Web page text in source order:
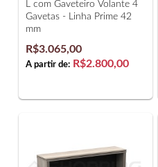
L com Gaveteiro Volante 4
Gavetas - Linha Prime 42
mm
R$3.065,00
A partir de: R$2.800,00